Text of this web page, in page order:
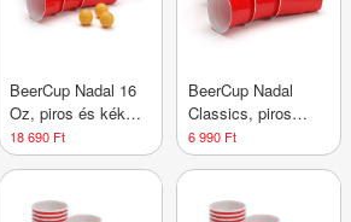
BeerCup Nadal 16
Oz, piros és kék
party pohár készlet,
két szín, mellékelve
szabályzat
18 690 Ft
BeerCup Nadal
Classics, piros
party poharak, 16
oz, 473ml, poharak,
robusztus
6 990 Ft